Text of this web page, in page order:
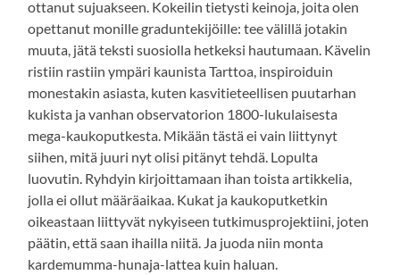
ottanut sujuakseen. Kokeilin tietysti keinoja, joita olen
opettanut monille graduntekijöille: tee välillä jotakin
muuta, jätä teksti suosiolla hetkeksi hautumaan. Kävelin
ristiin rastiin ympäri kaunista Tarttoa, inspiroiduin
monestakin asiasta, kuten kasvitieteellisen puutarhan
kukista ja vanhan observatorion 1800-lukulaisesta
mega-kaukoputkesta. Mikään tästä ei vain liittynyt
siihen, mitä juuri nyt olisi pitänyt tehdä. Lopulta
luovutin. Ryhdyin kirjoittamaan ihan toista artikkelia,
jolla ei ollut määräaikaa. Kukat ja kaukoputketkin
oikeastaan liittyvät nykyiseen tutkimusprojektiini, joten
päätin, että saan ihailla niitä. Ja juoda niin monta
kardemumma-hunaja-lattea kuin haluan.